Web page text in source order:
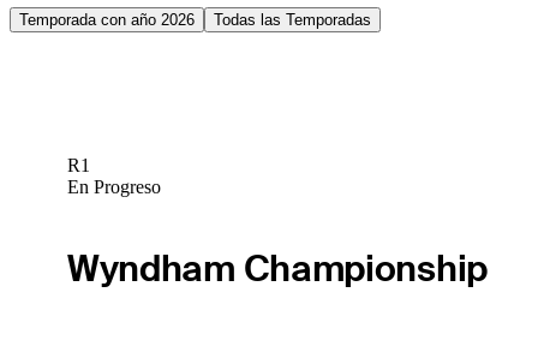
Temporada con año 2026 Todas las Temporadas
R1
En Progreso
Wyndham Championship